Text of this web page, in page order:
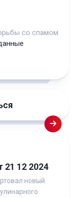
со спамом.
12 2024
новый